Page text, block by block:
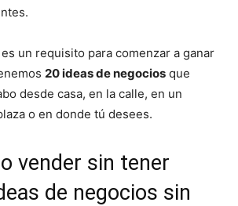
un requisito para comenzar a ganar
20 ideas de negocios que
desde casa, en la calle, en un
o en donde tú desees.
vender sin tener
de negocios sin